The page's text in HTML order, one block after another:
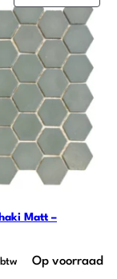
IN
DE
Matt –
Op voorraad